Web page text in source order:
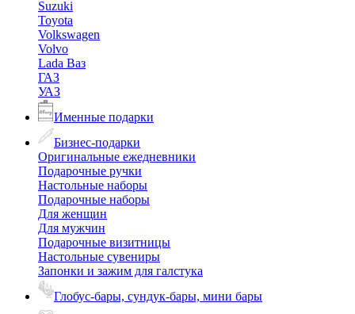
Suzuki
Toyota
Volkswagen
Volvo
Lada Ваз
ГАЗ
УАЗ
Именные подарки
Бизнес-подарки
Оригинальные ежедневники
Подарочные ручки
Настольные наборы
Подарочные наборы
Для женщин
Для мужчин
Подарочные визитницы
Настольные сувениры
Запонки и зажим для галстука
Глобус-бары, сундук-бары, мини бары